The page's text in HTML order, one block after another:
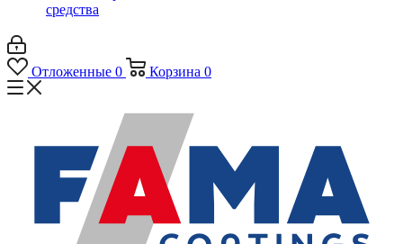
средства
Отложенные 0 Корзина 0